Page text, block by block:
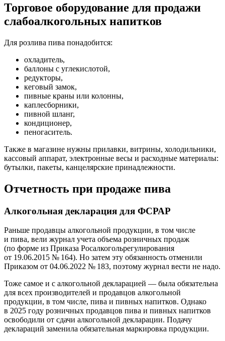
Торговое оборудование для продажи
слабоалкогольных напитков
Для розлива пива понадобится:
охладитель,
баллоны с углекислотой,
редукторы,
кеговый замок,
пивные краны или колонны,
каплесборники,
пивной шланг,
кондиционер,
пеногаситель.
Также в магазине нужны прилавки, витрины, холодильники,
кассовый аппарат, электронные весы и расходные материалы:
бутылки, пакеты, канцелярские принадлежности.
Отчетность при продаже пива
Алкогольная декларация для ФСРАР
Раньше продавцы алкогольной продукции, в том числе
и пива, вели журнал учета объема розничных продаж
(по форме из Приказа Росалкогольрегулирования
от 19.06.2015 № 164). Но затем эту обязанность отменили
Приказом от 04.06.2022 № 183, поэтому журнал вести не надо.
Тоже самое и с алкогольной декларацией — была обязательна
для всех производителей и продавцов алкогольной
продукции, в том числе, пива и пивных напитков. Однако
в 2025 году розничных продавцов пива и пивных напитков
освободили от сдачи алкогольной декларации. Подачу
деклараций заменила обязательная маркировка продукции.